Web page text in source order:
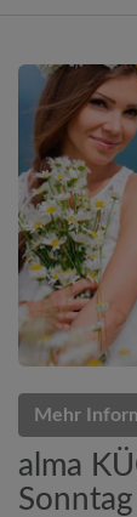
Mehr
alma